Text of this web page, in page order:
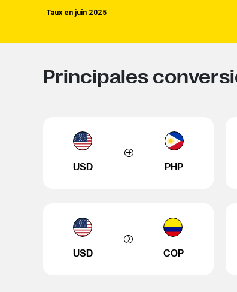
Taux en juin 2025
Principales
USD PHP
USD COP